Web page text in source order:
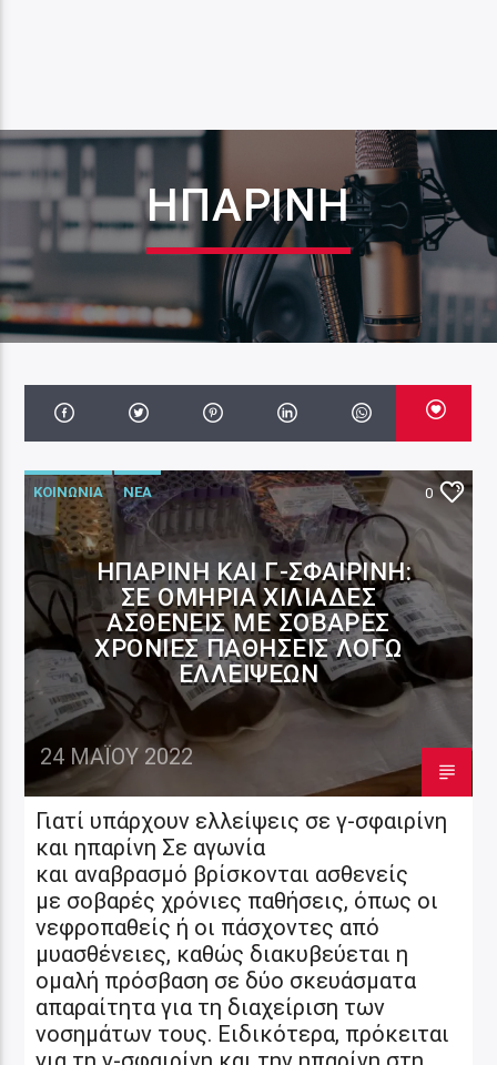
ΗΠΑΡΊΝΗ
ΚΟΙΝΩΝΙΑ ΝΕΑ 0
ΗΠΑΡΊΝΗ ΚΑΙ Γ-ΣΦΑΙΡΊΝΗ:
ΣΕ ΟΜΗΡΊΑ ΧΙΛΙΆΔΕΣ
ΑΣΘΕΝΕΊΣ ΜΕ ΣΟΒΑΡΈΣ
ΧΡΌΝΙΕΣ ΠΑΘΉΣΕΙΣ ΛΌΓΩ
ΕΛΛΕΊΨΕΩΝ
24 ΜΑΪ́ΟΥ 2022
Γιατί υπάρχουν ελλείψεις σε γ-σφαιρίνη
και ηπαρίνη Σε αγωνία
και αναβρασμό βρίσκονται ασθενείς
με σοβαρές χρόνιες παθήσεις, όπως οι
νεφροπαθείς ή οι πάσχοντες από
μυασθένειες, καθώς διακυβεύεται η
ομαλή πρόσβαση σε δύο σκευάσματα
απαραίτητα για τη διαχείριση των
νοσημάτων τους. Ειδικότερα, πρόκειται